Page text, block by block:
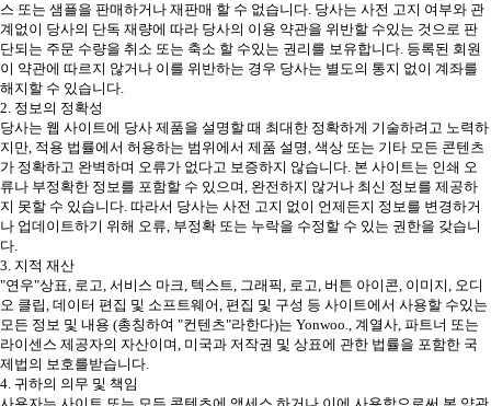
스 또는 샘플을 판매하거나 재판매 할 수 없습니다. 당사는 사전 고지 여부와 관
계없이 당사의 단독 재량에 따라 당사의 이용 약관을 위반할 수있는 것으로 판
단되는 주문 수량을 취소 또는 축소 할 수있는 권리를 보유합니다. 등록된 회원
이 약관에 따르지 않거나 이를 위반하는 경우 당사는 별도의 통지 없이 계좌를
해지할 수 있습니다.
2. 정보의 정확성
당사는 웹 사이트에 당사 제품을 설명할 때 최대한 정확하게 기술하려고 노력하
지만, 적용 법률에서 허용하는 범위에서 제품 설명, 색상 또는 기타 모든 콘텐츠
가 정확하고 완벽하며 오류가 없다고 보증하지 않습니다. 본 사이트는 인쇄 오
류나 부정확한 정보를 포함할 수 있으며, 완전하지 않거나 최신 정보를 제공하
지 못할 수 있습니다. 따라서 당사는 사전 고지 없이 언제든지 정보를 변경하거
나 업데이트하기 위해 오류, 부정확 또는 누락을 수정할 수 있는 권한을 갖습니
다.
3. 지적 재산
"연우"상표, 로고, 서비스 마크, 텍스트, 그래픽, 로고, 버튼 아이콘, 이미지, 오디
오 클립, 데이터 편집 및 소프트웨어, 편집 및 구성 등 사이트에서 사용할 수있는
모든 정보 및 내용 (총칭하여 "컨텐츠"라한다)는 Yonwoo., 계열사, 파트너 또는
라이센스 제공자의 자산이며, 미국과 저작권 및 상표에 관한 법률을 포함한 국
제법의 보호를받습니다.
4. 귀하의 의무 및 책임